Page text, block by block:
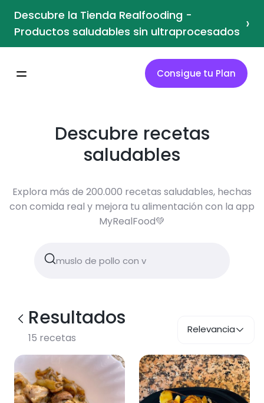
Descubre la Tienda Realfooding -
Productos saludables sin ultraprocesados ›
Consigue tu Plan
Descubre recetas
saludables
Explora más de 200.000 recetas saludables, hechas
con comida real y mejora tu alimentación con la app
MyRealFood💚
Resultados
15 recetas
Relevancia